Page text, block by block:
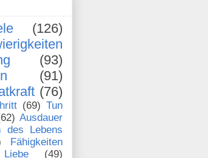
(126)
(93)
(91)
(76)
(69) Tun
Ausdauer
des Lebens
Fähigkeiten
Liebe
(49)